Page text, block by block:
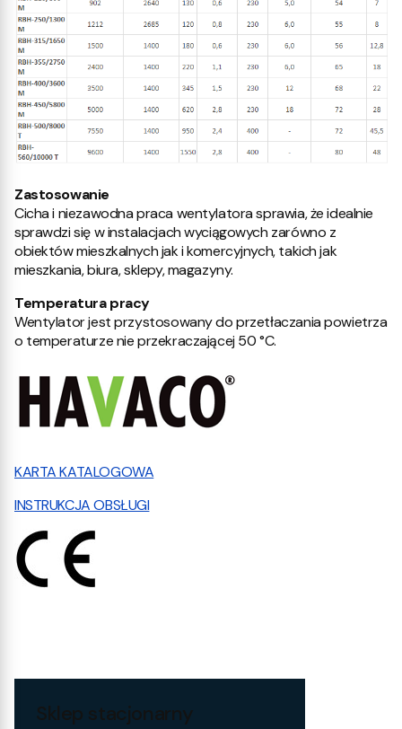
Zastosowanie
Cicha i niezawodna praca wentylatora sprawia, że idealnie
sprawdzi się w instalacjach wyciągowych zarówno z
obiektów mieszkalnych jak i komercyjnych, takich jak
mieszkania, biura, sklepy, magazyny.
Temperatura pracy
Wentylator jest przystosowany do przetłaczania powietrza
o temperaturze nie przekraczającej 50 °C.
KARTA KATALOGOWA
INSTRUKCJA OBSŁUGI
Sklep stacjonarny